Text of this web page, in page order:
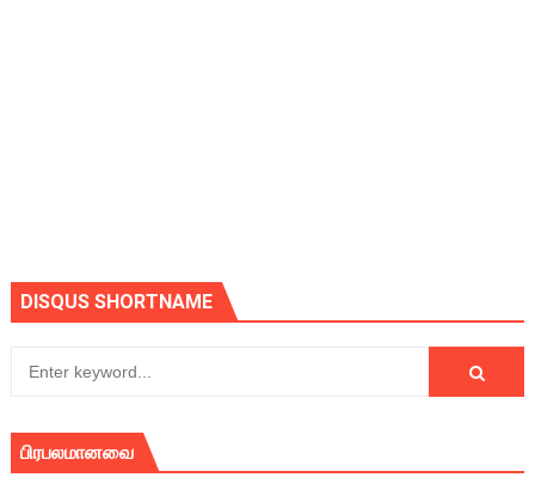
DISQUS SHORTNAME
பிரபலமானவை